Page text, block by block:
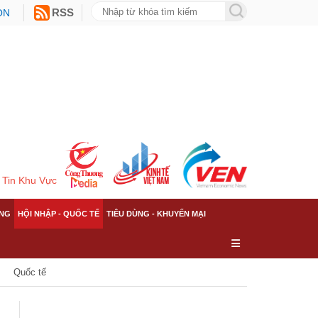
RSS
Tin Khu Vực
HỘI NHẬP - QUỐC TẾ TIÊU DÙNG - KHUYẾN MẠI
Quốc tế